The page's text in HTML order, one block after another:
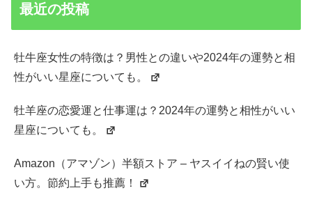
最近の投稿
牡牛座女性の特徴は？男性との違いや2024年の運勢と相
性がいい星座についても。
牡羊座の恋愛運と仕事運は？2024年の運勢と相性がいい
星座についても。
Amazon（アマゾン）半額ストア – ヤスイイねの賢い使
い方。節約上手も推薦！